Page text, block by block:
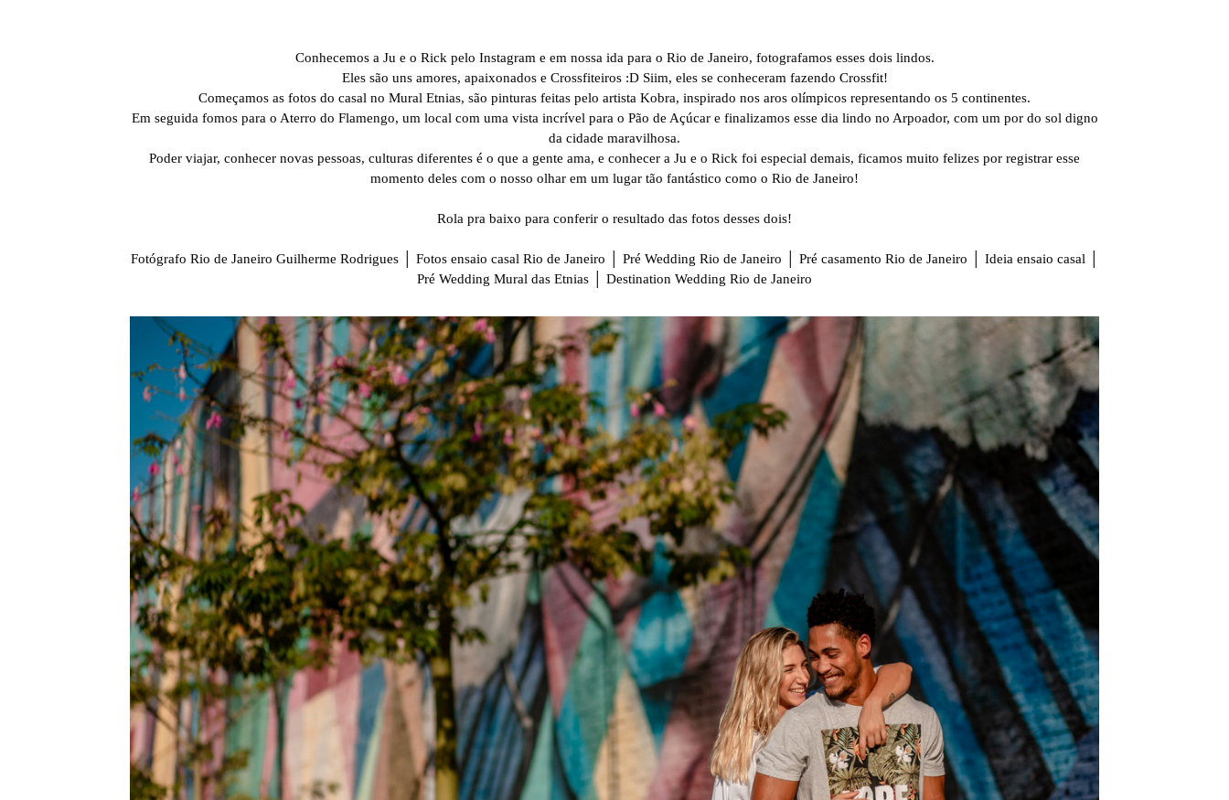
Conhecemos a Ju e o Rick pelo Instagram e em nossa ida para o Rio de Janeiro, fotografamos esses dois lindos.
Eles são uns amores, apaixonados e Crossfiteiros :D Siim, eles se conheceram fazendo Crossfit!
Começamos as fotos do casal no Mural Etnias, são pinturas feitas pelo artista Kobra, inspirado nos aros olímpicos representando os 5 continentes.
Em seguida fomos para o Aterro do Flamengo, um local com uma vista incrível para o Pão de Açúcar e finalizamos esse dia lindo no Arpoador, com um por do sol digno
da cidade maravilhosa.
Poder viajar, conhecer novas pessoas, culturas diferentes é o que a gente ama, e conhecer a Ju e o Rick foi especial demais, ficamos muito felizes por registrar esse
momento deles com o nosso olhar em um lugar tão fantástico como o Rio de Janeiro!
Rola pra baixo para conferir o resultado das fotos desses dois!
Fotógrafo Rio de Janeiro Guilherme Rodrigues │ Fotos ensaio casal Rio de Janeiro │ Pré Wedding Rio de Janeiro │ Pré casamento Rio de Janeiro │ Ideia ensaio casal │
Pré Wedding Mural das Etnias │ Destination Wedding Rio de Janeiro